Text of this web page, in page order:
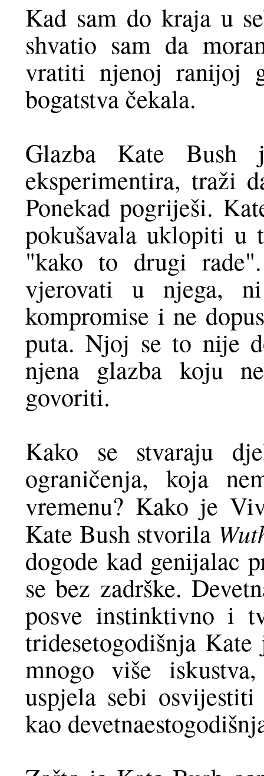
Kad sam do kraja u
shvatio sam da
vratiti njenoj ranijoj
bogatstva čekala.
Glazba Kate Bush
eksperimentira, traži
Ponekad pogriješi.
pokušavala uklopiti u
"kako to drugi
vjerovati u njega,
kompromise i ne
puta. Njoj se to nije
njena glazba koju
govoriti.
Kako se stvaraju
ograničenja, koja
vremenu? Kako je
Kate Bush stvorila
dogode kad genijalac
se bez zadrške.
posve instinktivno i
tridesetogodišnja
mnogo više
uspjela sebi
kao